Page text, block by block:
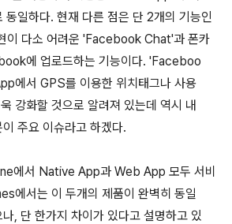
동일하다. 현재 다른 점은 단 2개의 기능인
이 다소 어려운 'Facebook Chat'과 폰카
에 업로드하는 기능이다. 'Faceboo
에서 GPS를 이용한 위치태그나 사용
강화할 것으로 알려져 있는데 역시 내
주요 이슈라고 하겠다.
에서 Native App과 Web App 모두 서비
에서는 이 두개의 제품이 완벽히 동일
, 단 한가지 차이가 있다고 설명하고 있